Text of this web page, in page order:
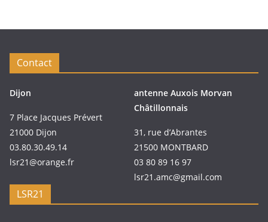
Contact
Dijon
7 Place Jacques Prévert
21000 Dijon
03.80.30.49.14
lsr21@orange.fr
antenne Auxois Morvan
Châtillonnais
31, rue d’Abrantes
21500 MONTBARD
03 80 89 16 97
lsr21.amc@gmail.com
LSR21